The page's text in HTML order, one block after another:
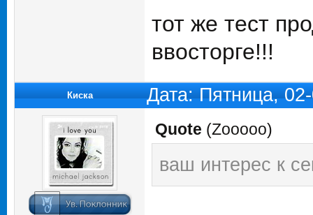
тот же тест
ввосторге!!!
Киска Дата: Пятница,
Quote (Zooooo)
ваш интерес к